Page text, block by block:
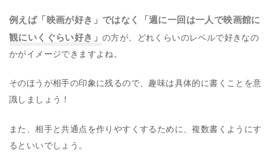
例えば「映画が好き」ではなく「週に一回は一人で映画館に
観にいくぐらい好き」 の方が、どれくらいのレベルで好きなの
かがイメージできますよね。
そのほうが相手の印象に残るので、趣味は具体的に書くことを意
識しましょう！
また、相手と共通点を作りやすくするために、複数書くようにす
るといいでしょう。